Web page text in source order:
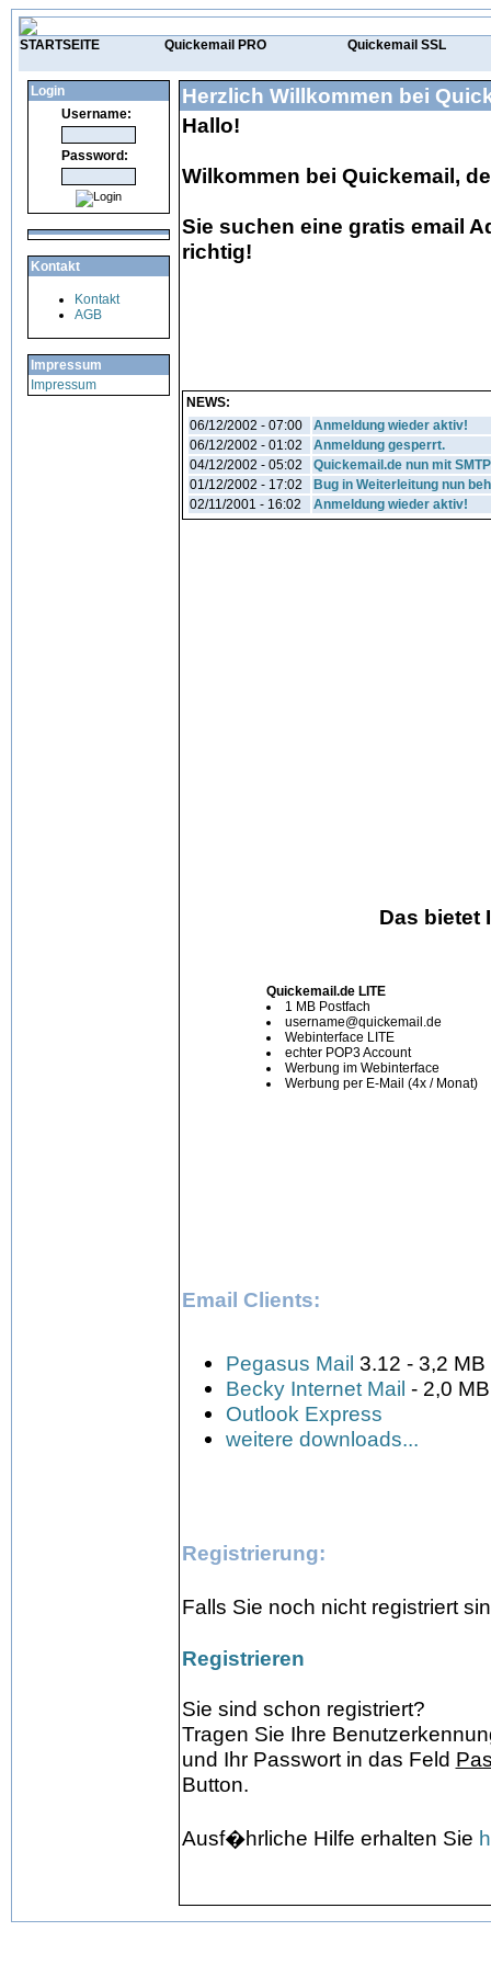
STARTSEITE Quickemail PRO Quickemail SSL
Login
Username:
Password:
Kontakt
Kontakt
AGB
Impressum
Impressum
Herzlich Willkommen bei
Hallo!
Wilkommen bei Quickemail,
Sie suchen eine gratis email
richtig!
NEWS:
06/12/2002 - 07:00
Anmeldung wieder aktiv!
06/12/2002 - 01:02
Anmeldung gesperrt.
04/12/2002 - 05:02
Quickemail.de nun mit
01/12/2002 - 17:02
Bug in Weiterleitung nun
02/11/2001 - 16:02
Anmeldung wieder aktiv!
Das bietet
Quickemail.de LITE
1 MB Postfach
username@quickemail.de
Webinterface LITE
echter POP3 Account
Werbung im Webinterface
Werbung per E-Mail (4x / Monat)
Email Clients:
Pegasus Mail 3.12 - 3,2 MB
Becky Internet Mail - 2,0 MB
Outlook Express
weitere downloads...
Registrierung:
Falls Sie noch nicht registriert
Registrieren
Sie sind schon registriert?
Tragen Sie Ihre
und Ihr Passwort in das Feld
Button.
Ausf�hrliche Hilfe erhalten Sie